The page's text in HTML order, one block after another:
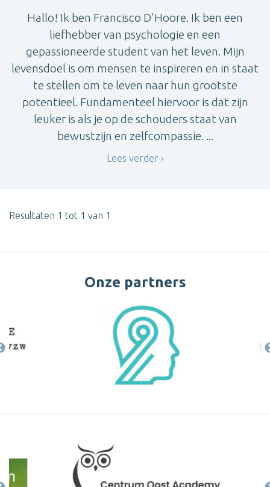
Hallo! Ik ben Francisco D'Hoore. Ik ben een
liefhebber van psychologie en een
gepassioneerde student van het leven. Mijn
levensdoel is om mensen te inspireren en in staat
te stellen om te leven naar hun grootste
potentieel. Fundamenteel hiervoor is dat zijn
leuker is als je op de schouders staat van
bewustzijn en zelfcompassie. ...
Lees verder
Resultaten 1 tot 1 van 1
Onze partners